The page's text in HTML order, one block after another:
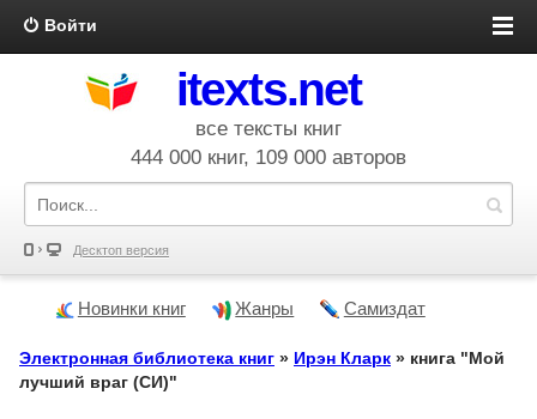
Войти
itexts.net
все тексты книг
444 000 книг, 109 000 авторов
Десктоп версия
Новинки книг Жанры Самиздат
Электронная библиотека книг » Ирэн Кларк » книга "Мой
лучший враг (СИ)"